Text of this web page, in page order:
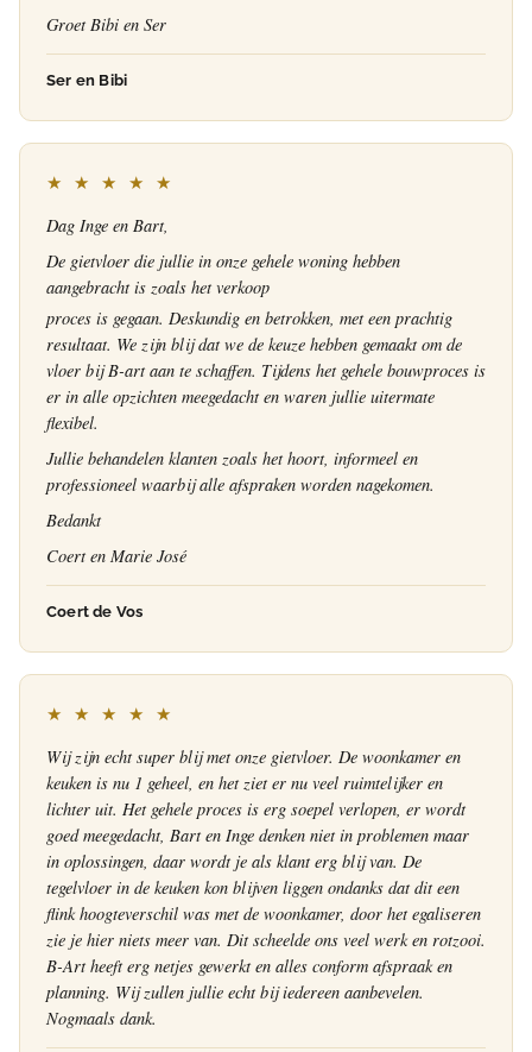
Groet Bibi en Ser
Ser en Bibi
★ ★ ★ ★ ★
Dag Inge en Bart,
De gietvloer die jullie in onze gehele woning hebben
aangebracht is zoals het verkoop
proces is gegaan. Deskundig en betrokken, met een prachtig
resultaat. We zijn blij dat we de keuze hebben gemaakt om de
vloer bij B-art aan te schaffen. Tijdens het gehele bouwproces is
er in alle opzichten meegedacht en waren jullie uitermate
flexibel.
Jullie behandelen klanten zoals het hoort, informeel en
professioneel waarbij alle afspraken worden nagekomen.
Bedankt
Coert en Marie José
Coert de Vos
★ ★ ★ ★ ★
Wij zijn echt super blij met onze gietvloer. De woonkamer en
keuken is nu 1 geheel, en het ziet er nu veel ruimtelijker en
lichter uit. Het gehele proces is erg soepel verlopen, er wordt
goed meegedacht, Bart en Inge denken niet in problemen maar
in oplossingen, daar wordt je als klant erg blij van. De
tegelvloer in de keuken kon blijven liggen ondanks dat dit een
flink hoogteverschil was met de woonkamer, door het egaliseren
zie je hier niets meer van. Dit scheelde ons veel werk en rotzooi.
B-Art heeft erg netjes gewerkt en alles conform afspraak en
planning. Wij zullen jullie echt bij iedereen aanbevelen.
Nogmaals dank.